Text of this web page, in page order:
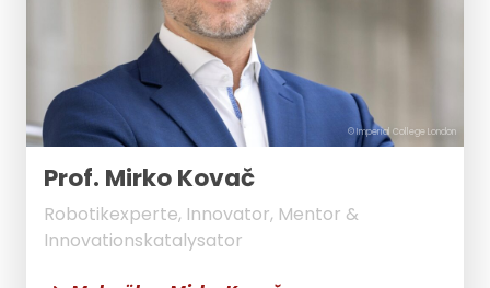
© Imperial College London
Prof. Mirko Kovač
Robotikexperte, Innovator, Mentor &
Innovationskatalysator